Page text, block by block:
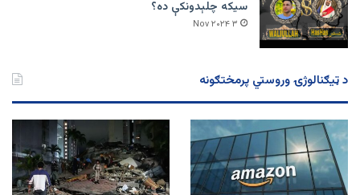
سیکه چلېدونکې ده؟
۳ Nov ۲۰۲۴
د ټیګنالوژۍ وروستي پرمختګونه